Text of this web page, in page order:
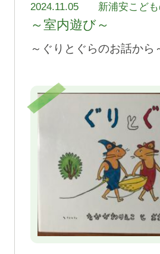
2024.11.05 新浦安こど
～室内遊び～
～ぐりとぐらのお話から